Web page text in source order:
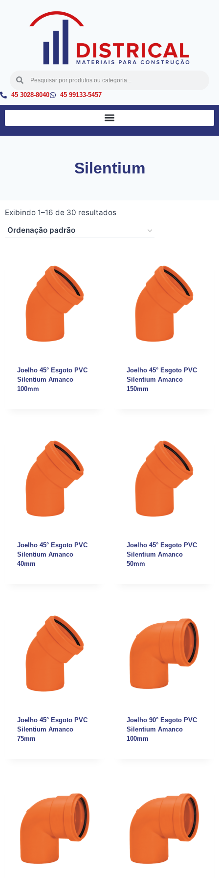
45 3028-8040 45 99133-5457
Silentium
Exibindo 1–16 de 30 resultados
Joelho 45° Esgoto PVC
Silentium Amanco
100mm
Joelho 45° Esgoto PVC
Silentium Amanco
150mm
Joelho 45° Esgoto PVC
Silentium Amanco
40mm
Joelho 45° Esgoto PVC
Silentium Amanco
50mm
Joelho 45° Esgoto PVC
Silentium Amanco
75mm
Joelho 90° Esgoto PVC
Silentium Amanco
100mm